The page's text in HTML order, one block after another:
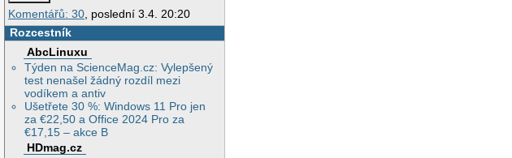
Komentářů: 30 , poslední 3.4. 20:20
Rozcestník
AbcLinuxu
Týden na ScienceMag.cz: Vylepšený
test nenašel žádný rozdíl mezi
vodíkem a antiv
Ušetřete 30 %: Windows 11 Pro jen
za €22,50 a Office 2024 Pro za
€17,15 – akce B
HDmag.cz